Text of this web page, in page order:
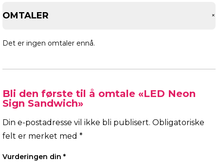
OMTALER +
Det er ingen omtaler ennå.
Bli den første til å omtale «LED Neon
Sign Sandwich»
Din e-postadresse vil ikke bli publisert. Obligatoriske
felt er merket med *
Vurderingen din *